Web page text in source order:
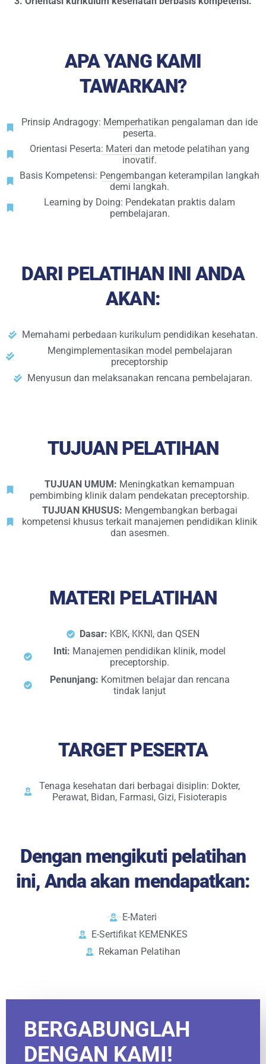
APA YANG KAMI
TAWARKAN?
Prinsip Andragogy: Memperhatikan pengalaman dan ide
peserta.
Orientasi Peserta: Materi dan metode pelatihan yang
inovatif.
Basis Kompetensi: Pengembangan keterampilan langkah
demi langkah.
Learning by Doing: Pendekatan praktis dalam
pembelajaran.
DARI PELATIHAN INI ANDA
AKAN:
Memahami perbedaan kurikulum pendidikan kesehatan.
Mengimplementasikan model pembelajaran
preceptorship
Menyusun dan melaksanakan rencana pembelajaran.
TUJUAN PELATIHAN
TUJUAN UMUM: Meningkatkan kemampuan
pembimbing klinik dalam pendekatan preceptorship.
TUJUAN KHUSUS: Mengembangkan berbagai
kompetensi khusus terkait manajemen pendidikan klinik
dan asesmen.
MATERI PELATIHAN
Dasar:KBK, KKNI, dan QSEN
Inti: Manajemen pendidikan klinik, model
preceptorship.
Penunjang: Komitmen belajar dan rencana
tindak lanjut
TARGET PESERTA
Tenaga kesehatan dari berbagai disiplin: Dokter,
Perawat, Bidan, Farmasi, Gizi, Fisioterapis
Dengan mengikuti pelatihan
ini, Anda akan mendapatkan:
E-Materi
E-Sertifikat KEMENKES
Rekaman Pelatihan
BERGABUNGLAH
DENGAN KAMI!